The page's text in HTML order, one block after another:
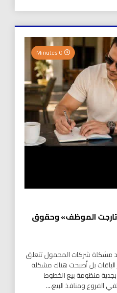
الموظف» وحقوق
مشكلة شركات المحمول تتعلق
بل أصبحت هناك مشكلة
منظومة بيع الخطوط
الفروع ومنافذ البيع،...